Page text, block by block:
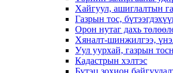
Хайгуул, ашиглалтын
Газрын тос,
Орон нутаг дахь
Хяналт-шинжилгээ,
Уул уурхай, газрын
Кадастрын хэлтэс
Бүтэц зохион